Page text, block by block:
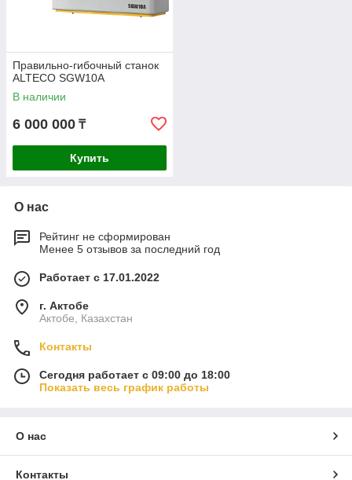
Правильно-гибочный станок
ALTECO SGW10A
В наличии
6 000 000 ₸
Купить
О нас
Рейтинг не сформирован
Менее 5 отзывов за последний год
Работает с 17.01.2022
г. Актобе
Актобе, Казахстан
Контакты
Сегодня работает с 09:00 до 18:00
Показать весь график работы
О нас
Контакты